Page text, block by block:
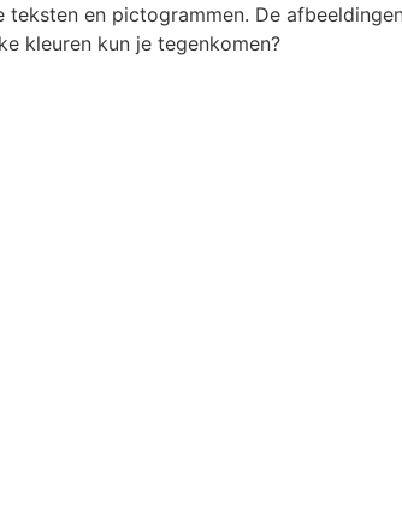
en pictogrammen. De
kleuren kun je tegenkomen?